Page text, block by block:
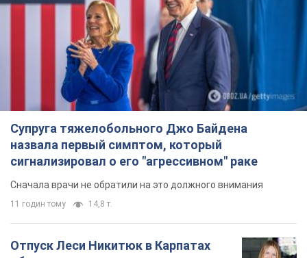
14,8 т.
Отпуск Леси Никитюк в Карпатах
обернулся скандалом: почему
ведущую несправедливо захейтили
Знаменитость вышла на прямую
коммуникацию в сети и расставила все точки
над "i"
7 годин тому 11,8 т.
Не только из-за зарплаты: почему
украинцы не спешат соглашаться на
вакансии
Чего больше всего не хватает на рынке труда